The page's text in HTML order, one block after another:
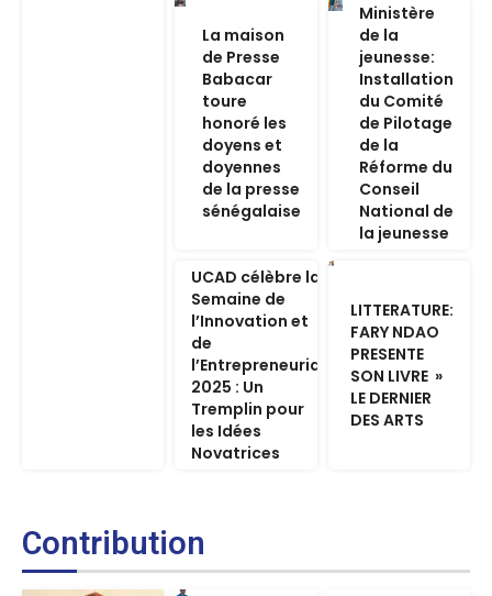
La maison
de Presse
Babacar
toure
honoré les
doyens et
doyennes
de la presse
sénégalaise
Ministère
de la
jeunesse:
Installation
du Comité
de Pilotage
de la
Réforme du
Conseil
National de
la jeunesse
UCAD célèbre la
Semaine de
l’Innovation et
de
l’Entrepreneuriat
2025 : Un
Tremplin pour
les Idées
Novatrices
LITTERATURE:
FARY NDAO
PRESENTE
SON LIVRE »
LE DERNIER
DES ARTS
Contribution